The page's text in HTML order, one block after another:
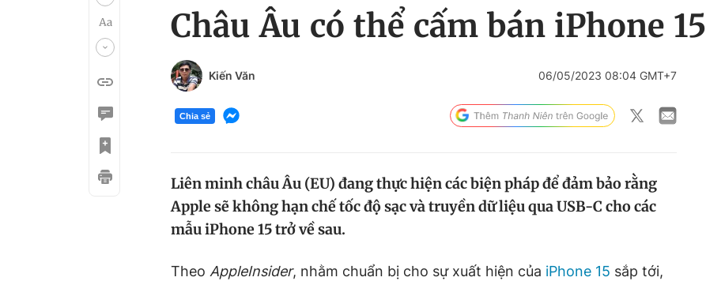
Châu Âu có thể cấm bán iPhone 15
Kiến Văn 06/05/2023 08:04 GMT+7
Chia sẻ
Liên minh châu Âu (EU) đang thực hiện các biện pháp để đảm bảo rằng
Apple sẽ không hạn chế tốc độ sạc và truyền dữ liệu qua USB-C cho các
mẫu iPhone 15 trở về sau.
Theo AppleInsider, nhằm chuẩn bị cho sự xuất hiện của iPhone 15 sắp tới,